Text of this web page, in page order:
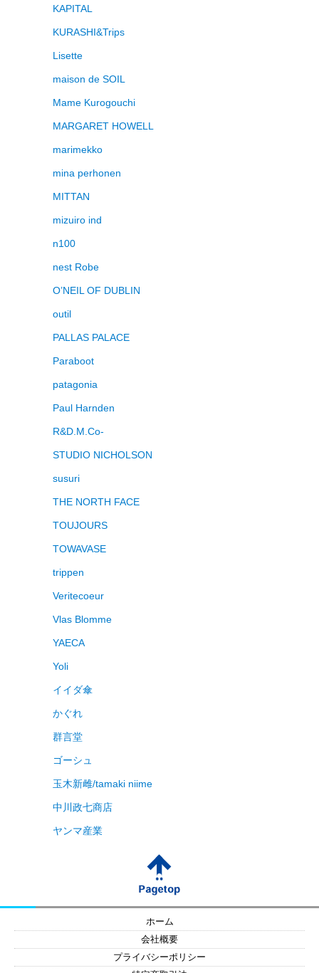
KAPITAL
KURASHI&Trips
Lisette
maison de SOIL
Mame Kurogouchi
MARGARET HOWELL
marimekko
mina perhonen
MITTAN
mizuiro ind
n100
nest Robe
O’NEIL OF DUBLIN
outil
PALLAS PALACE
Paraboot
patagonia
Paul Harnden
R&D.M.Co-
STUDIO NICHOLSON
susuri
THE NORTH FACE
TOUJOURS
TOWAVASE
trippen
Veritecoeur
Vlas Blomme
YAECA
Yoli
イイダ傘
かぐれ
群言堂
ゴーシュ
玉木新雌/tamaki niime
中川政七商店
ヤンマ産業
ホーム
会社概要
プライバシーポリシー